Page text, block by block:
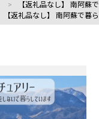
【返礼品なし】 南阿蘇
【返礼品なし】 南阿蘇で暮